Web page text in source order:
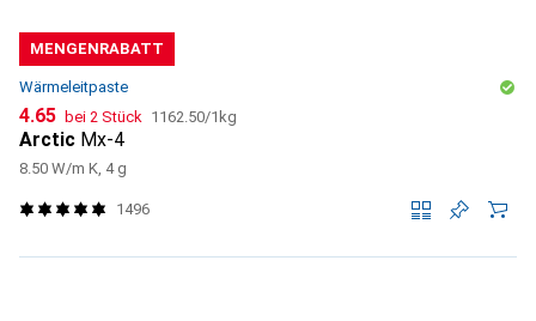
MENGENRABATT
Wärmeleitpaste
CHF
4.65 bei 2 Stück CHF
1162.50/1kg
Arctic Mx-4
8.50 W/m K, 4 g
1496